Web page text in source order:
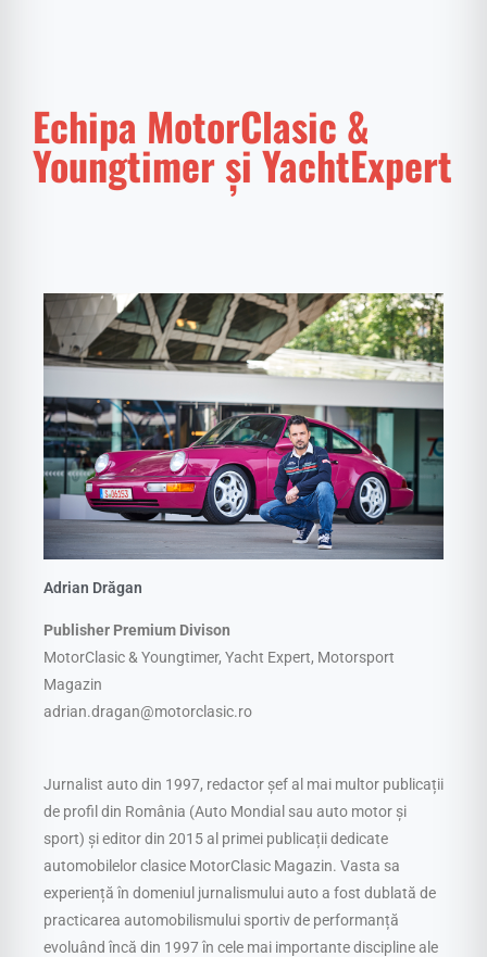
Echipa MotorClasic &
Youngtimer și YachtExpert
Adrian Drăgan
Publisher Premium Divison
MotorClasic & Youngtimer, Yacht Expert, Motorsport
Magazin
adrian.dragan@motorclasic.ro
Jurnalist auto din 1997, redactor șef al mai multor publicații
de profil din România (Auto Mondial sau auto motor și
sport) și editor din 2015 al primei publicații dedicate
automobilelor clasice MotorClasic Magazin. Vasta sa
experiență în domeniul jurnalismului auto a fost dublată de
practicarea automobilismului sportiv de performanță
evoluând încă din 1997 în cele mai importante discipline ale